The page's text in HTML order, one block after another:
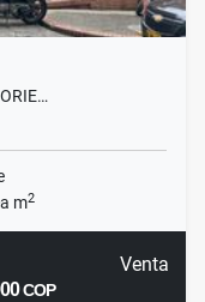
m2
Venta
COP